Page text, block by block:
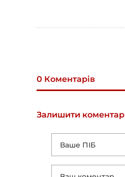
0 Коментарів
Залишити коментар